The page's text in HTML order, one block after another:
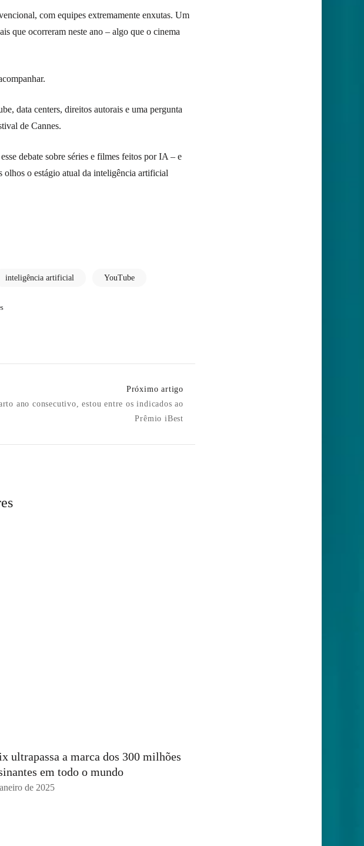
com equipes extremamente enxutas. Um
que ocorreram neste ano – algo que o cinema
data centers, direitos autorais e uma pergunta
de Cannes.
debate sobre séries e filmes feitos por IA – e
olhos o estágio atual da inteligência artificial
inteligência artificial YouTube
Próximo artigo
ano consecutivo, estou entre os indicados ao
Prêmio iBest
ultrapassa a marca dos 300 milhões
em todo o mundo
de 2025